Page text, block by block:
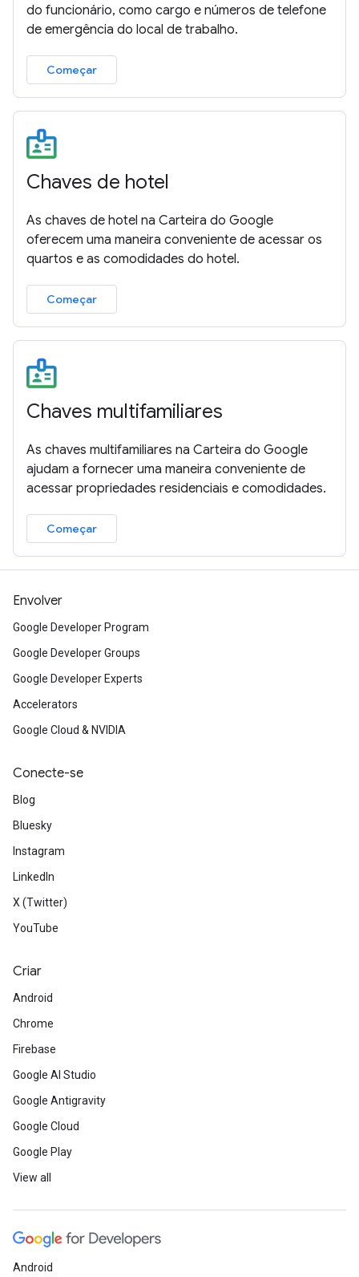
do funcionário, como cargo e números de telefone
de emergência do local de trabalho.
Começar
Chaves de hotel
As chaves de hotel na Carteira do Google
oferecem uma maneira conveniente de acessar os
quartos e as comodidades do hotel.
Começar
Chaves multifamiliares
As chaves multifamiliares na Carteira do Google
ajudam a fornecer uma maneira conveniente de
acessar propriedades residenciais e comodidades.
Começar
Envolver
Google Developer Program
Google Developer Groups
Google Developer Experts
Accelerators
Google Cloud & NVIDIA
Conecte-se
Blog
Bluesky
Instagram
LinkedIn
X (Twitter)
YouTube
Criar
Android
Chrome
Firebase
Google AI Studio
Google Antigravity
Google Cloud
Google Play
View all
Android